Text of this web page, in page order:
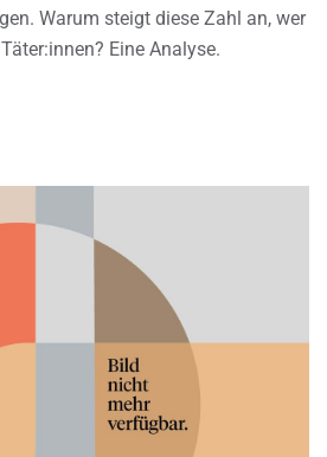
Warum steigt diese Zahl an, wer
Eine Analyse.